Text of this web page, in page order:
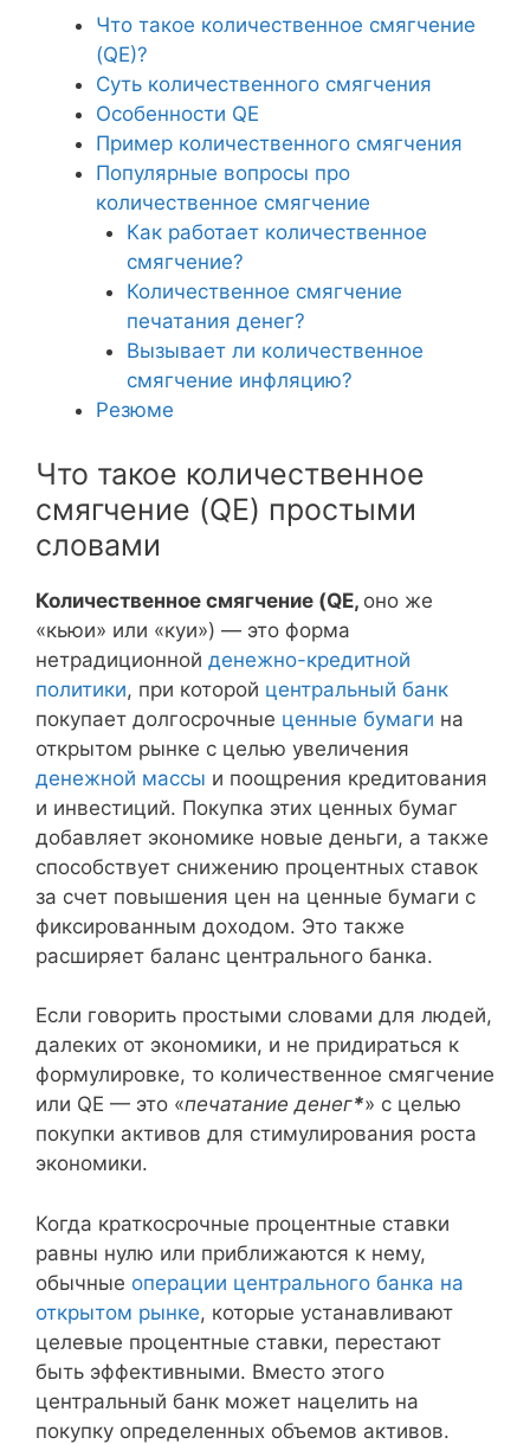
Что такое количественное смягчение
(QE)?
Суть количественного смягчения
Особенности QE
Пример количественного смягчения
Популярные вопросы про
количественное смягчение
Как работает количественное
смягчение?
Количественное смягчение
печатания денег?
Вызывает ли количественное
смягчение инфляцию?
Резюме
Что такое количественное
смягчение (QE) простыми
словами
Количественное смягчение (QE, оно же
«кьюи» или «куи») — это форма
нетрадиционной денежно-кредитной
политики, при которой центральный банк
покупает долгосрочные ценные бумаги на
открытом рынке с целью увеличения
денежной массы и поощрения кредитования
и инвестиций. Покупка этих ценных бумаг
добавляет экономике новые деньги, а также
способствует снижению процентных ставок
за счет повышения цен на ценные бумаги с
фиксированным доходом. Это также
расширяет баланс центрального банка.
Если говорить простыми словами для людей,
далеких от экономики, и не придираться к
формулировке, то количественное смягчение
или QE — это «печатание денег*» с целью
покупки активов для стимулирования роста
экономики.
Когда краткосрочные процентные ставки
равны нулю или приближаются к нему,
обычные операции центрального банка на
открытом рынке, которые устанавливают
целевые процентные ставки, перестают
быть эффективными. Вместо этого
центральный банк может нацелить на
покупку определенных объемов активов.